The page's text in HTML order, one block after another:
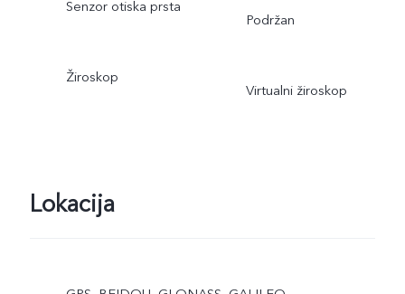
Senzor otiska prsta
Podržan
Žiroskop
Virtualni žiroskop
Lokacija